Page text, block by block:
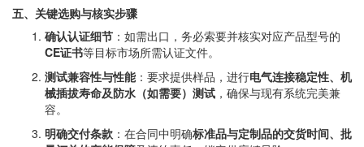
五、关键选购与核实步骤
确认认证细节 ：如需出口，务必索要并核实对应产品型号的
CE证书等目标市场所需认证文件。
测试兼容性与性能：要求提供样品，进行电气连接稳定性、机
械插拔寿命及防水（如需要）测试 ，确保与现有系统完美兼
容。
明确交付条款 ：在合同中明确标准品与定制品的交货时间、批